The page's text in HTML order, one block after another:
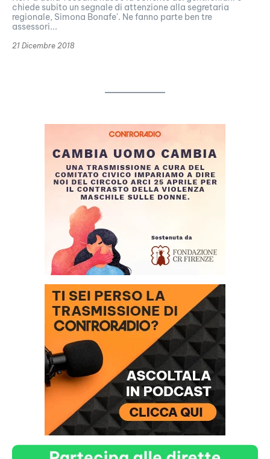
chiede subito un segnale di attenzione alla segretaria
regionale, Simona Bonafe'. Ne fanno parte ben tre
assessori...
21 Dicembre 2018